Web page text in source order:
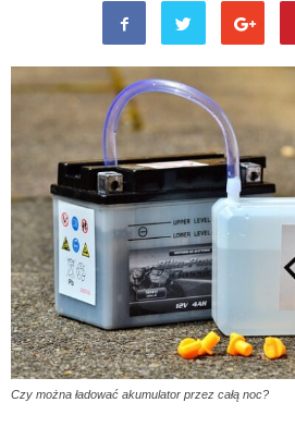
Czy można ładować akumulator przez całą noc?